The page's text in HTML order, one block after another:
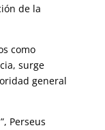
de la
como
surge
general
Perseus